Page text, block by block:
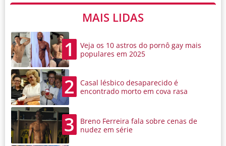
MAIS LIDAS
1
Veja os 10 astros do pornô gay mais
populares em 2025
2
Casal lésbico desaparecido é
encontrado morto em cova rasa
3
Breno Ferreira fala sobre cenas de
nudez em série